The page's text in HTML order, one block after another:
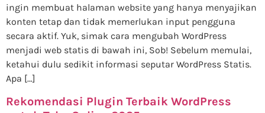
ingin membuat halaman website yang hanya menyajikan
konten tetap dan tidak memerlukan input pengguna
secara aktif. Yuk, simak cara mengubah WordPress
menjadi web statis di bawah ini, Sob! Sebelum memulai,
ketahui dulu sedikit informasi seputar WordPress Statis.
Apa […]
Rekomendasi Plugin Terbaik WordPress